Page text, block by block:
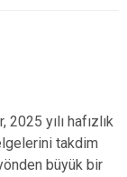
2025 yılı hafızlık
takdim
büyük bir